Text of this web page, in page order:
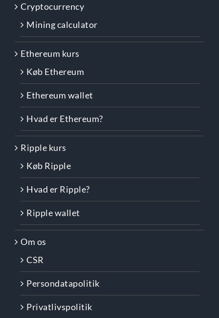
Cryptocurrency
Mining calculator
Ethereum kurs
Køb Ethereum
Ethereum wallet
Hvad er Ethereum?
Ripple kurs
Køb Ripple
Hvad er Ripple?
Ripple wallet
Om os
CSR
Persondatapolitik
Privatlivspolitik